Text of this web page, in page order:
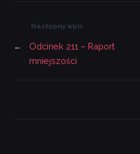
Następny wpis
←
Odcinek 211 – Raport
mniejszości